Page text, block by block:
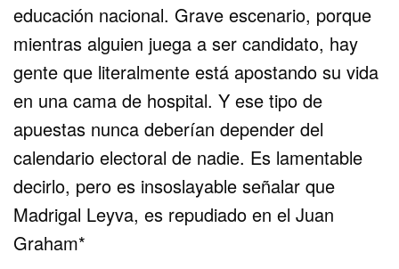
educación nacional. Grave escenario, porque
mientras alguien juega a ser candidato, hay
gente que literalmente está apostando su vida
en una cama de hospital. Y ese tipo de
apuestas nunca deberían depender del
calendario electoral de nadie. Es lamentable
decirlo, pero es insoslayable señalar que
Madrigal Leyva, es repudiado en el Juan
Graham*